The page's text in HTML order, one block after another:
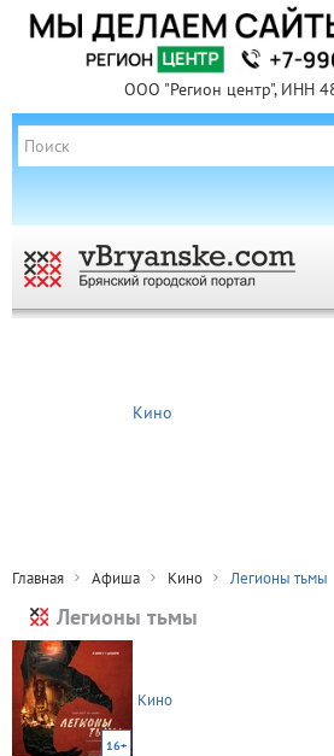
ООО "Регион центр", ИНН
Кино
Главная Афиша Кино Легионы тьмы
Легионы тьмы
16+
Кино